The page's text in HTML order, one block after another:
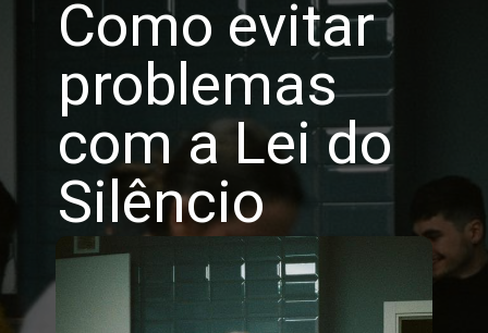
Como evitar
problemas
com a Lei do
Silêncio